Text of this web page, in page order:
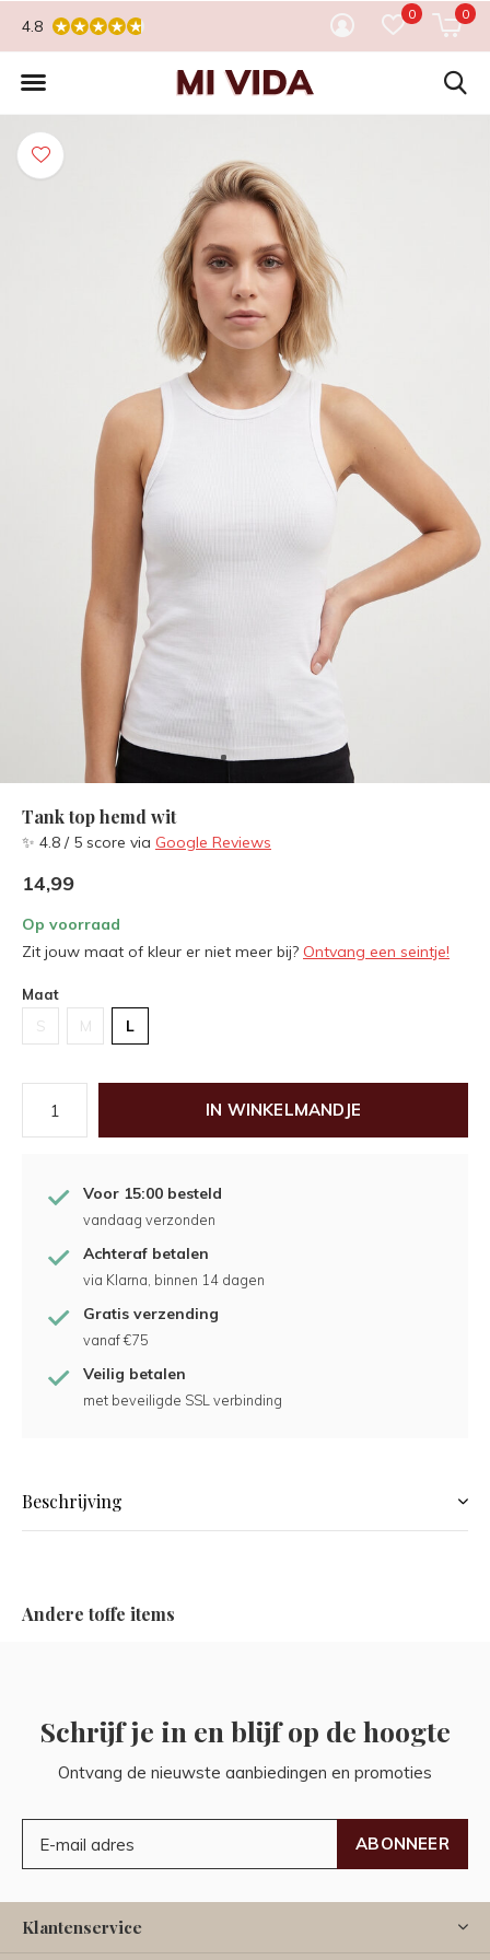
0 0
4.8
Tank top hemd wit
✨ 4.8 / 5 score via Google Reviews
14,99
Op voorraad
Zit jouw maat of kleur er niet meer bij? Ontvang een seintje!
Maat
S M L
IN WINKELMANDJE
Voor 15:00 besteld
vandaag verzonden
Achteraf betalen
via Klarna, binnen 14 dagen
Gratis verzending
vanaf €75
Veilig betalen
met beveiligde SSL verbinding
Beschrijving
Andere toffe items
Schrijf je in en blijf op de hoogte
Ontvang de nieuwste aanbiedingen en promoties
ABONNEER
Klantenservice